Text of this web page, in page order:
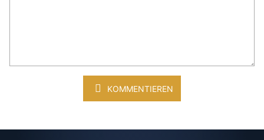
KOMMENTIEREN